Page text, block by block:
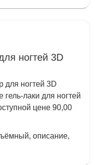
ногтей 3D
для ногтей 3D
лаки для ногтей
цене 90,00
описание,